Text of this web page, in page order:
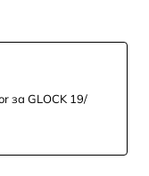
за GLOCK 19/